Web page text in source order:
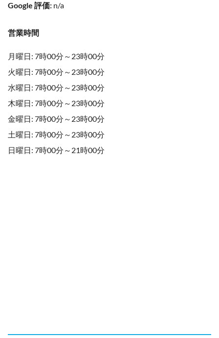
Google 評価: n/a
営業時間
月曜日: 7時00分～23時00分
火曜日: 7時00分～23時00分
水曜日: 7時00分～23時00分
木曜日: 7時00分～23時00分
金曜日: 7時00分～23時00分
土曜日: 7時00分～23時00分
日曜日: 7時00分～21時00分